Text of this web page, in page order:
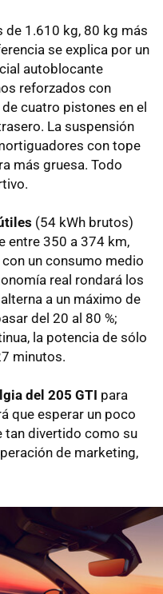
de 1.610 kg, 80 kg más
se explica por un
autoblocante
reforzados con
cuatro pistones en el
La suspensión
con tope
más gruesa. Todo
(54 kWh brutos)
entre 350 a 374 km,
un consumo medio
real rondará los
a un máximo de
del 20 al 80 %;
la potencia de sólo
minutos.
del 205 GTI para
que esperar un poco
tan divertido como su
de marketing,